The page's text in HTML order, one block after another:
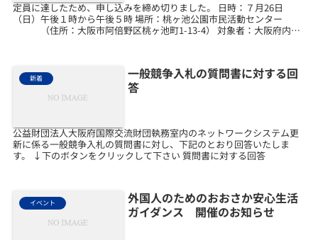
定員に達したため、申し込みを締め切りました。 日時：７月26日
（日）午後１時から午後５時 場所：桃ヶ池公園市民活動センター
（住所：大阪市阿倍野区桃ヶ池町1-13-4） 対象者：大阪府内在
新着
一般競争入札の質問書に対する回
答
公益財団法人大阪府国際交流財団執務室内のネットワークシステム更
新に係る一般競争入札の質問書に対し、下記のとおり回答いたしま
す。 ↓下のボタンをクリックして下さい 質問書に対する回答
イベント
外国人のためのおおさか安心生活
ガイダンス 開催のお知らせ